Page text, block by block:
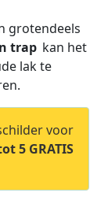
grotendeels
trap kan het
lak te
voor
5 GRATIS